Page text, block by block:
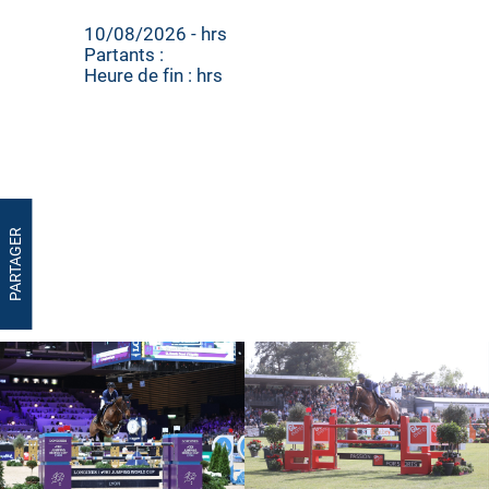
10/08/2026 - hrs
Partants :
Heure de fin : hrs
PARTAGER